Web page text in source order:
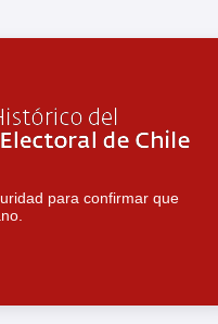
para confirmar que